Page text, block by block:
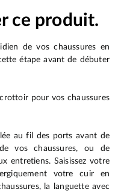
ce produit.
de vos chaussures en
étape avant de débuter
pour vos chaussures
au fil des ports avant de
vos chaussures, ou de
entretiens. Saisissez votre
votre cuir en
la languette avec